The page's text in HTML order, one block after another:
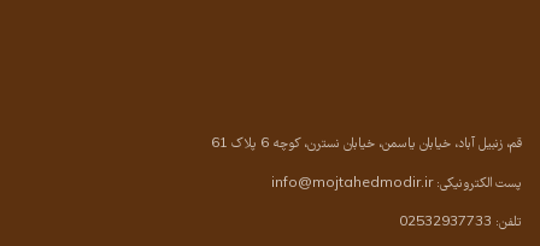
قم، زنبیل آباد، خیابان یاسمن، خیابان نسترن، کوچه 6 پلاک 61
پست الکترونیکی:info@mojtahedmodir.ir
تلفن: 02532937733